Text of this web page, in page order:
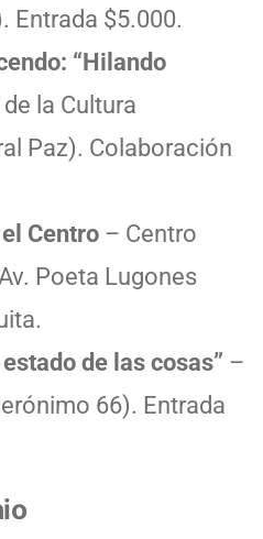
Entrada $5.000.
“Hilando
la Cultura
Paz). Colaboración
Centro – Centro
Poeta Lugones
de las cosas” –
66). Entrada